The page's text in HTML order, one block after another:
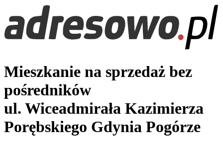
Mieszkanie na sprzedaż bez
pośredników
ul. Wiceadmirała Kazimierza
Porębskiego Gdynia Pogórze